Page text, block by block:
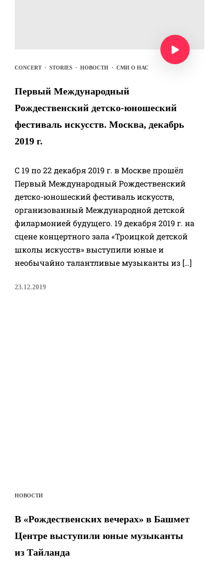
CONCERT· STORIES · НОВОСТИ · СМИ О НАС
Первый Международный
Рождественский детско-юношеский
фестиваль искусств. Москва, декабрь
2019 г.
С 19 по 22 декабря 2019 г. в Москве прошёл
Первый Международный Рождественский
детско-юношеский фестиваль искусств,
организованный Международной детской
филармонией будущего. 19 декабря 2019 г. на
сцене концертного зала «Троицкой детской
школы искусств» выступили юные и
необычайно талантливые музыканты из […]
23.12.2019
НОВОСТИ
В «Рождественских вечерах» в Башмет
Центре выступили юные музыканты
из Тайланда